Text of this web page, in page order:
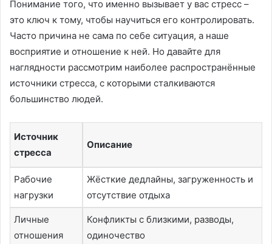
Понимание того, что именно вызывает у вас стресс –
это ключ к тому, чтобы научиться его контролировать.
Часто причина не сама по себе ситуация, а наше
восприятие и отношение к ней. Но давайте для
наглядности рассмотрим наиболее распространённые
источники стресса, с которыми сталкиваются
большинство людей.
Источник
стресса
Описание
Рабочие
нагрузки
Жёсткие дедлайны, загруженность и
отсутствие отдыха
Личные
отношения
Конфликты с близкими, разводы,
одиночество